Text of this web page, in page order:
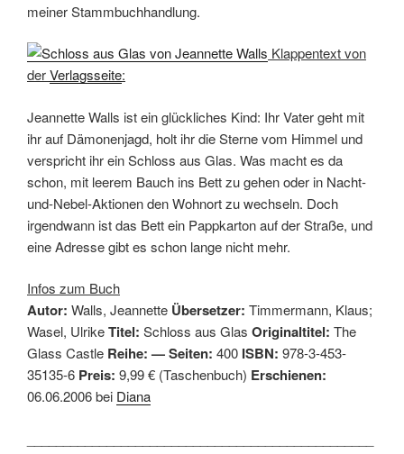
meiner Stammbuchhandlung.
Klappentext von
derVerlagsseite:
Jeannette Walls ist ein glückliches Kind: Ihr Vater geht mit
ihr auf Dämonenjagd, holt ihr die Sterne vom Himmel und
verspricht ihr ein Schloss aus Glas. Was macht es da
schon, mit leerem Bauch ins Bett zu gehen oder in Nacht-
und-Nebel-Aktionen den Wohnort zu wechseln. Doch
irgendwann ist das Bett ein Pappkarton auf der Straße, und
eine Adresse gibt es schon lange nicht mehr.
Infos zum Buch
Autor: Walls, Jeannette Übersetzer: Timmermann, Klaus;
Wasel, UlrikeTitel: Schloss aus Glas Originaltitel: The
Glass Castle Reihe: — Seiten: 400 ISBN: 978-3-453-
35135-6 Preis: 9,99 € (Taschenbuch) Erschienen:
06.06.2006 bei Diana